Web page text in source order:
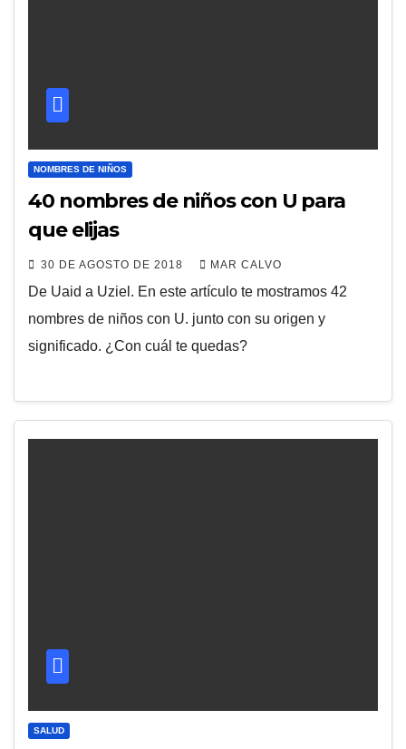
NOMBRES DE NIÑOS
40 nombres de niños con U para
que elijas
30 DE AGOSTO DE 2018 MAR CALVO
De Uaid a Uziel. En este artículo te mostramos 42
nombres de niños con U. junto con su origen y
significado. ¿Con cuál te quedas?
SALUD